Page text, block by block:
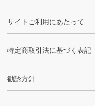
サイトご利用にあたって
特定商取引法に基づく表記
勧誘方針